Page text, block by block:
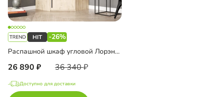
-26%
Распашной шкаф угловой Лорэна-1000
26 890 36 340
Доступно для доставки